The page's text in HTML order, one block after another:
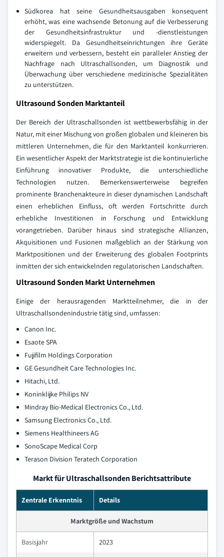
Südkorea hat seine Gesundheitsausgaben konsequent
erhöht, was eine wachsende Betonung auf die Verbesserung
der Gesundheitsinfrastruktur und -dienstleistungen
widerspiegelt. Da Gesundheitseinrichtungen ihre Geräte
erweitern und verbessern, besteht ein paralleler Anstieg der
Nachfrage nach Ultraschallsonden, um Diagnostik und
Überwachung über verschiedene medizinische Spezialitäten
zu unterstützen.
Ultrasound Sonden Marktanteil
Der Bereich der Ultraschallsonden ist wettbewerbsfähig in der
Natur, mit einer Mischung von großen globalen und kleineren bis
mittleren Unternehmen, die für den Marktanteil konkurrieren.
Ein wesentlicher Aspekt der Marktstrategie ist die kontinuierliche
Einführung innovativer Produkte, die unterschiedliche
Technologien nutzen. Bemerkenswerterweise begreifen
prominente Branchenakteure in dieser dynamischen Landschaft
einen erheblichen Einfluss, oft werden Fortschritte durch
erhebliche Investitionen in Forschung und Entwicklung
vorangetrieben. Darüber hinaus sind strategische Allianzen,
Akquisitionen und Fusionen maßgeblich an der Stärkung von
Marktpositionen und der Erweiterung des globalen Footprints
inmitten der sich entwickelnden regulatorischen Landschaften.
Ultrasound Sonden Markt Unternehmen
Einige der herausragenden Marktteilnehmer, die in der
Ultraschallsondenindustrie tätig sind, umfassen:
Canon Inc.
Esaote SPA
Fujifilm Holdings Corporation
GE Gesundheit Care Technologies Inc.
Hitachi, Ltd.
Koninklijke Philips NV
Mindray Bio-Medical Electronics Co., Ltd.
Samsung Electronics Co., Ltd.
Siemens Healthineers AG
SonoScape Medical Corp
Terason Division Teratech Corporation
Markt für Ultraschallsonden Berichtsattribute
Zentrale Erkenntnis Details
Marktgröße und Wachstum
Basisjahr 2023